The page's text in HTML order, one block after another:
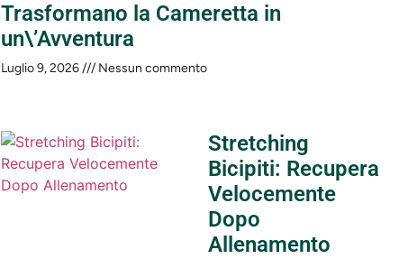
Trasformano la Cameretta in
un\’Avventura
Luglio 9, 2026 Nessun commento
Stretching
Bicipiti: Recupera
Velocemente
Dopo
Allenamento